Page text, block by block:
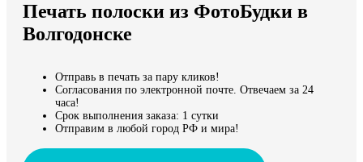
Мы доставляем по всему миру
Продолжить без города
Печать полоски из ФотоБудки в
Волгодонске
Отправь в печать за пару кликов!
Согласования по электронной почте. Отвечаем за 24
часа!
Срок выполнения заказа: 1 сутки
Отправим в любой город РФ и мира!